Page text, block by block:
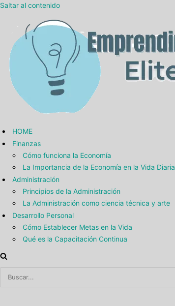
Saltar al contenido
HOME
Finanzas
Cómo funciona la Economía
La Importancia de la Economía en la Vida Diaria
Administración
Principios de la Administración
La Administración como ciencia técnica y arte
Desarrollo Personal
Cómo Establecer Metas en la Vida
Qué es la Capacitación Continua